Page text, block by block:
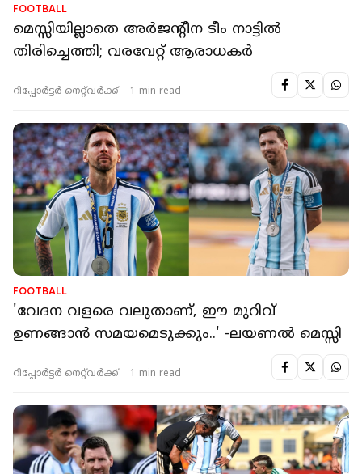
FOOTBALL
മെസ്സിയില്ലാതെ അര്‍ജന്റീന ടീം നാട്ടില്‍
തിരിച്ചെത്തി; വരവേറ്റ് ആരാധകര്‍
റിപ്പോർട്ടർ നെറ്റ്‌വര്‍ക്ക്‌ 1 min read
FOOTBALL
'വേദന വളരെ വലുതാണ്, ഈ മുറിവ്
ഉണങ്ങാന്‍ സമയമെടുക്കും..' -ലയണല്‍ മെസ്സി
റിപ്പോർട്ടർ നെറ്റ്‌വര്‍ക്ക്‌ 1 min read